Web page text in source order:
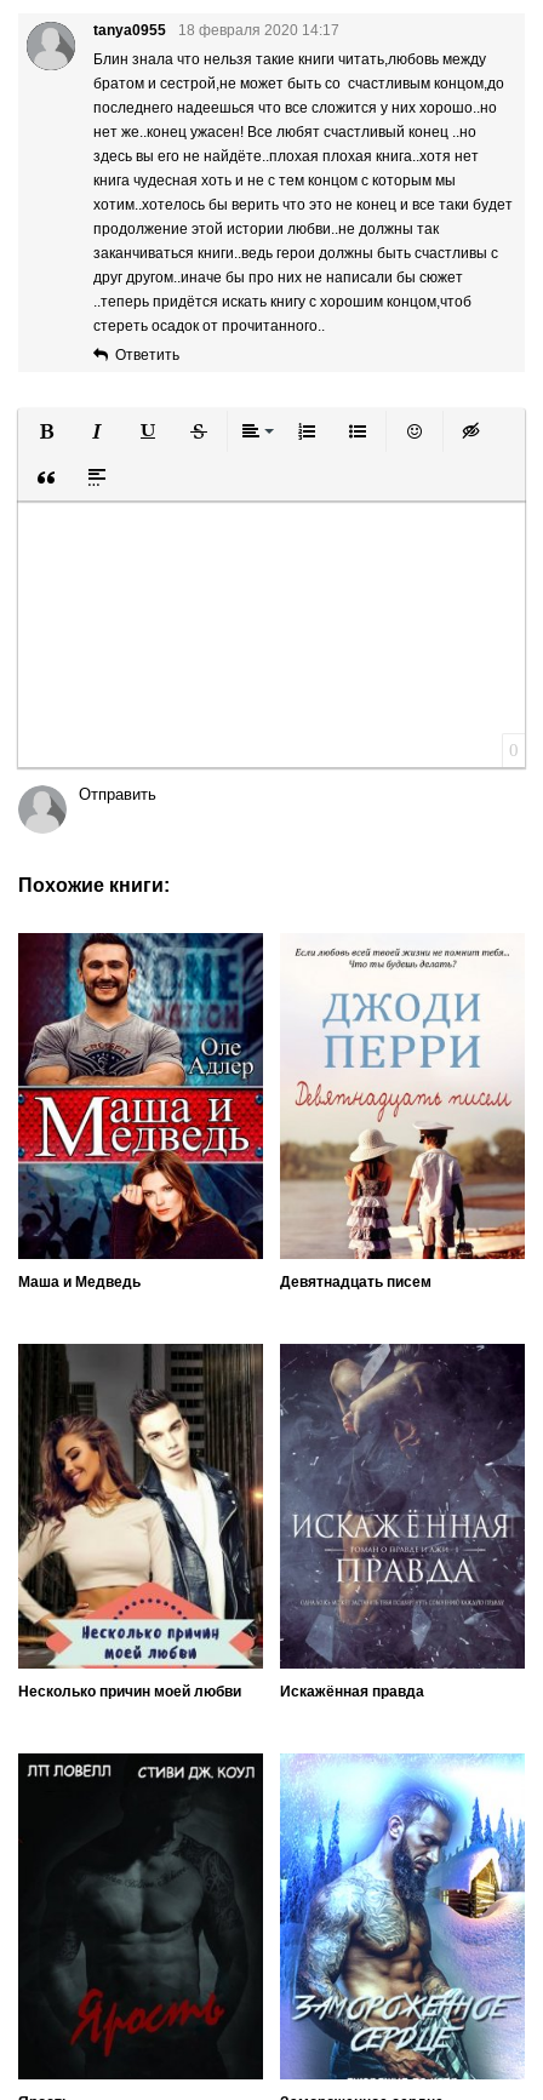
tanya0955
18 февраля 2020 14:17
Блин знала что нельзя такие книги читать,любовь между
братом и сестрой,не может быть со счастливым концом,до
последнего надеешься что все сложится у них хорошо..но
нет же..конец ужасен! Все любят счастливый конец ..но
здесь вы его не найдёте..плохая плохая книга..хотя нет
книга чудесная хоть и не с тем концом с которым мы
хотим..хотелось бы верить что это не конец и все таки будет
продолжение этой истории любви..не должны так
заканчиваться книги..ведь герои должны быть счастливы с
друг другом..иначе бы про них не написали бы сюжет
..теперь придётся искать книгу с хорошим концом,чтоб
стереть осадок от прочитанного..
Ответить
Вставка цитаты
Вставка спойлера
0
Отправить
Похожие книги:
Маша и Медведь Девятнадцать писем
Несколько причин моей любви Искажённая правда